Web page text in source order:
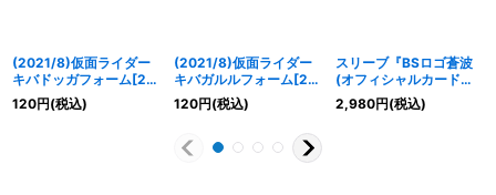
(2021/8)仮面ライダー
キバドッガフォーム[2]
【C】{CB20-010}
《紫》
120円(税込)
(2021/8)仮面ライダー
キバガルルフォーム[2]
【C】{CB20-011}
《紫》
120円(税込)
スリーブ『BSロゴ蒼波
(オフィシャルカードス
リーブEX)』80枚【-】
{-}《サプライ》
2,980円(税込)